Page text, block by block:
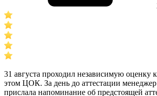
31 августа проходил независимую оценку
этом ЦОК. За день до аттестации
прислала напоминание об предстоящей